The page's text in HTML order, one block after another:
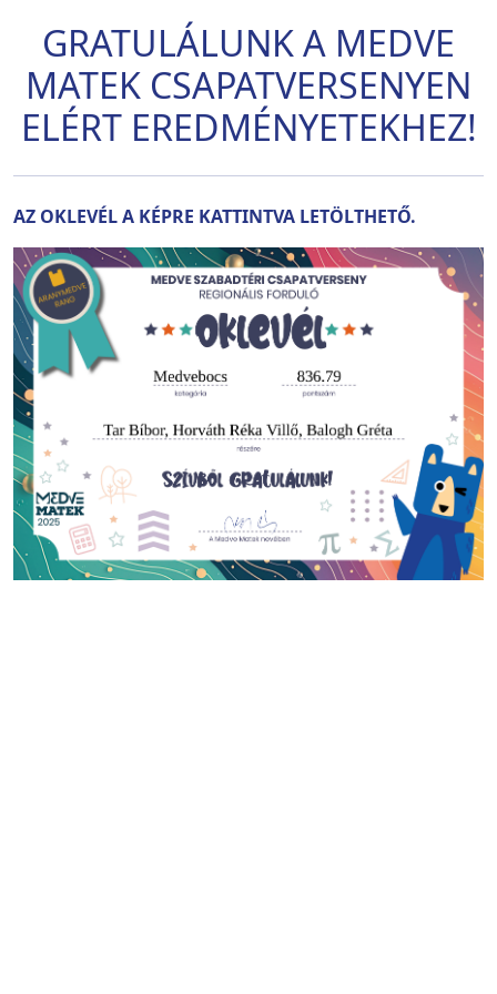
GRATULÁLUNK A MEDVE
MATEK CSAPATVERSENYEN
ELÉRT EREDMÉNYETEKHEZ!
AZ OKLEVÉL A KÉPRE KATTINTVA LETÖLTHETŐ.